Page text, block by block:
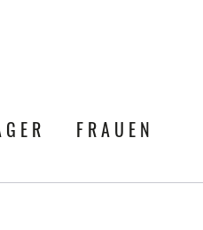
E R F R A U E N